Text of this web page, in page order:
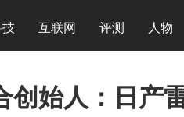
互联网 评测 人物
创始人：日产